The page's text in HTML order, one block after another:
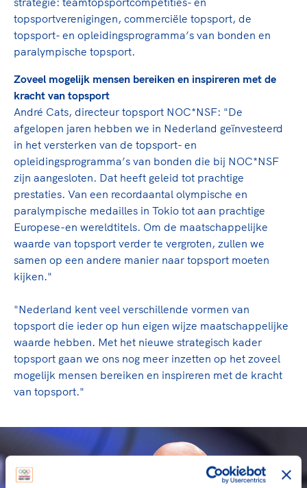
topsportverenigingen, commerciële topsport, de
topsport- en opleidingsprogramma’s van bonden en
paralympische topsport.
Zoveel mogelijk mensen bereiken en inspireren met de
kracht van topsport
André Cats, directeur topsport NOC*NSF: "De
afgelopen jaren hebben we in Nederland geïnvesteerd
in het versterken van de topsport- en
opleidingsprogramma’s van bonden die bij NOC*NSF
zijn aangesloten. Dat heeft geleid tot prachtige
prestaties. Van een recordaantal olympische en
paralympische medailles in Tokio tot aan prachtige
Europese-en wereldtitels. Om de maatschappelijke
waarde van topsport verder te vergroten, zullen we
samen op een andere manier naar topsport moeten
kijken."
"Nederland kent veel verschillende vormen van
topsport die ieder op hun eigen wijze maatschappelijke
waarde hebben. Met het nieuwe strategisch kader
topsport gaan we ons nog meer inzetten op het zoveel
mogelijk mensen bereiken en inspireren met de kracht
van topsport."